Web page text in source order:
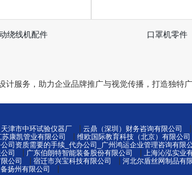
绕线机配件 口罩机零件
服务，助力企业品牌推广与视觉传播，打造独特广
天津市中环试验仪器厂 云鼎（深圳）财务咨询有限公司
康凯管业有限公司 维欧国际教育科技（北京）有限公司
司资质需要的手续_代办公司_广州鸿运企业管理咨询有限
司 广东伯朗特智能装备股份有限公司 上海沁泓实业
公司 宿迁市兴宝科技有限公司 河北尔盾丝网制品有
扬州有限公司